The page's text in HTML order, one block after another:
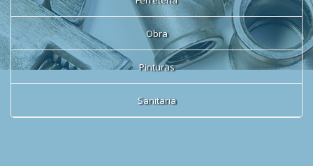
Obra
Pinturas
Sanitaria